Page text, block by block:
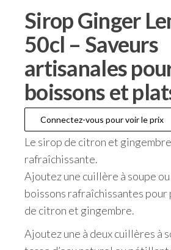
Sirop Ginger
50cl – Saveurs
artisanales
boissons et
Connectez-vous pour voir le prix
Le sirop de citron et
rafraîchissante.
Ajoutez une cuillère à soupe
boissons rafraîchissantes
de citron et gingembre.
Ajoutez une à deux cuillères à